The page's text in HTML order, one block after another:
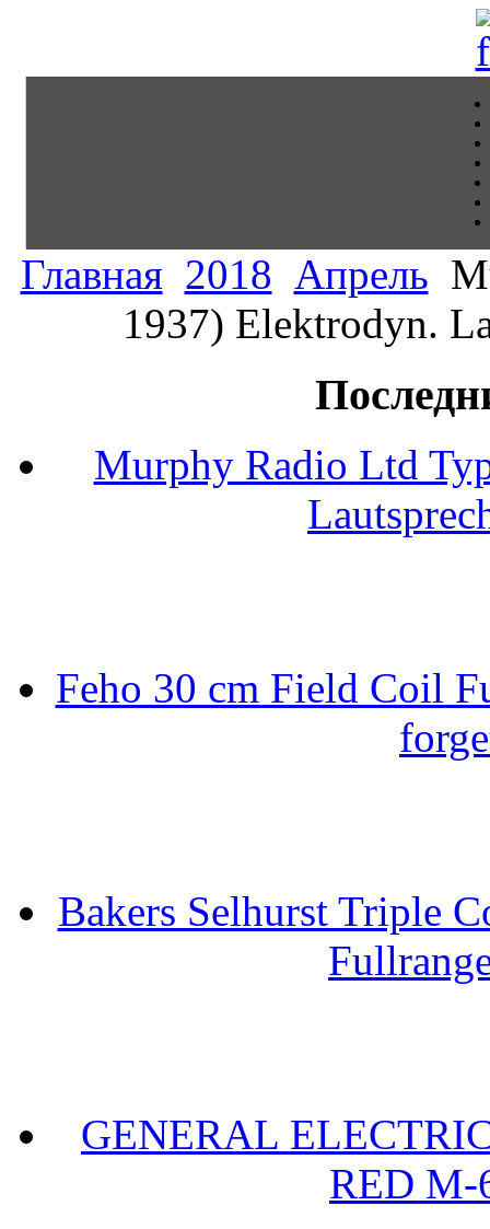
Главная 2018 Апрель
1937) Elektrodyn.
Murphy Radio Ltd
Feho 30 cm Field Coil
Bakers Selhurst Triple
GENERAL
RED M-